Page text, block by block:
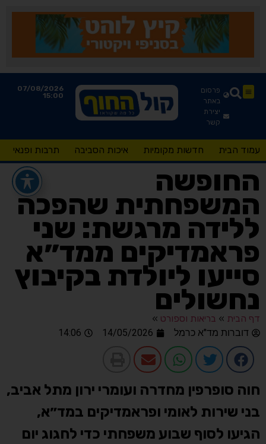
פרסום
באתר
יצירת
קשר
07/08/2026
15:00
עמוד הבית חדשות מקומיות איכות הסביבה תרבות ופנאי
החופשה
המשפחתית שהפכה
ללידה מרגשת: שני
פראמדיקים ממד״א
סייעו ליולדת בקיבוץ
נחשולים
דף הבית » בריאות וספורט »
דוברות מד"א כרמל
14/05/2026
14:06
חוה סופרפין מחדרה ועומרי ירון מתל אביב,
בני שירות לאומי ופראמדיקים במד״א,
הגיעו לסוף שבוע משפחתי כדי לחגוג יום